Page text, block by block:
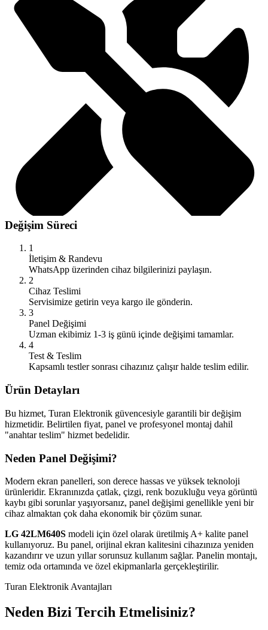
Değişim Süreci
1
İletişim & Randevu
WhatsApp üzerinden cihaz bilgilerinizi paylaşın.
2
Cihaz Teslimi
Servisimize getirin veya kargo ile gönderin.
3
Panel Değişimi
Uzman ekibimiz 1-3 iş günü içinde değişimi tamamlar.
4
Test & Teslim
Kapsamlı testler sonrası cihazınız çalışır halde teslim edilir.
Ürün Detayları
Bu hizmet, Turan Elektronik güvencesiyle garantili bir değişim
hizmetidir. Belirtilen fiyat, panel ve profesyonel montaj dahil
"anahtar teslim" hizmet bedelidir.
Neden Panel Değişimi?
Modern ekran panelleri, son derece hassas ve yüksek teknoloji
ürünleridir. Ekranınızda çatlak, çizgi, renk bozukluğu veya görüntü
kaybı gibi sorunlar yaşıyorsanız, panel değişimi genellikle yeni bir
cihaz almaktan çok daha ekonomik bir çözüm sunar.
LG 42LM640S modeli için özel olarak üretilmiş A+ kalite panel
kullanıyoruz. Bu panel, orijinal ekran kalitesini cihazınıza yeniden
kazandırır ve uzun yıllar sorunsuz kullanım sağlar. Panelin montajı,
temiz oda ortamında ve özel ekipmanlarla gerçekleştirilir.
Turan Elektronik Avantajları
Neden Bizi Tercih Etmelisiniz?